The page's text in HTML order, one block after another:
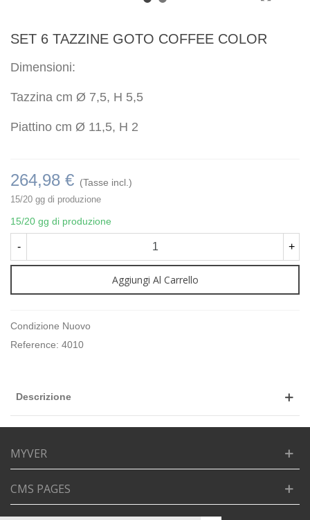
SET 6 TAZZINE GOTO COFFEE COLOR
Dimensioni:
Tazzina cm Ø 7,5, H 5,5
Piattino cm Ø 11,5, H 2
264,98 € (Tasse incl.)
15/20 gg di produzione
15/20 gg di produzione
- +
Aggiungi Al Carrello
Condizione Nuovo
Reference: 4010
Descrizione
MYVER
CMS PAGES